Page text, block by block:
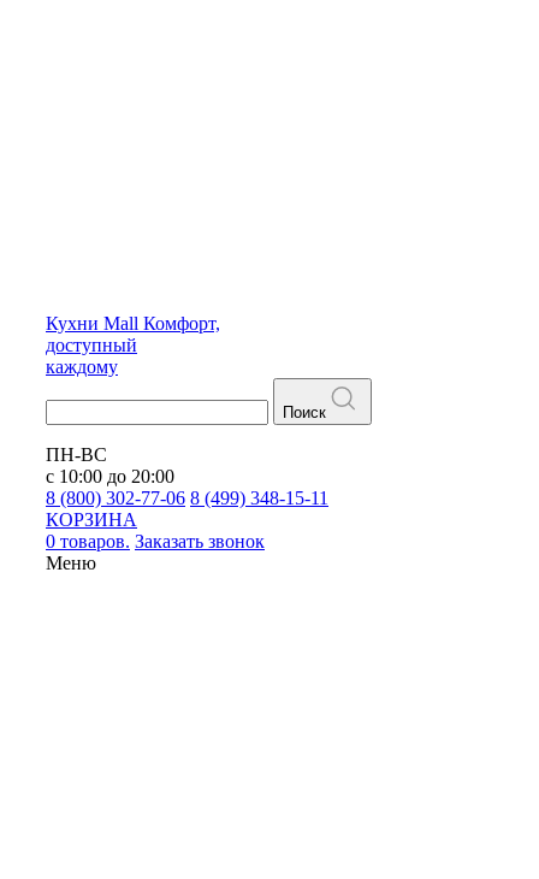
Кухни Mall Комфорт,
доступный
каждому
Поиск
ПН-ВС
с 10:00 до 20:00
8 (800) 302-77-06 8 (499) 348-15-11
КОРЗИНА
0 товаров. Заказать звонок
Меню